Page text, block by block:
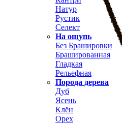
Натур
Рустик
Селект
На ощупь
Без Брашировки
Брашированная
Гладкая
Рельефная
Порода дерева
Дуб
Ясень
Клён
Орех